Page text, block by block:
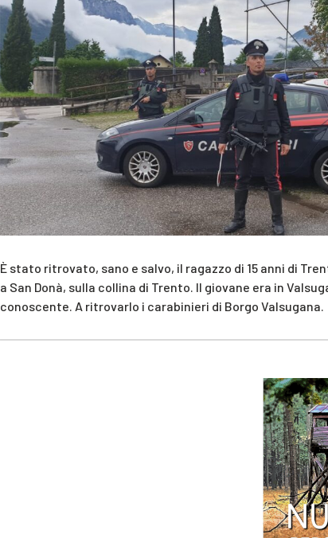
È stato ritrovato, sano e salvo, il ragazzo di 15 anni di
a San Donà, sulla collina di Trento. Il giovane era in
conoscente. A ritrovarlo i carabinieri di Borgo Valsugana.